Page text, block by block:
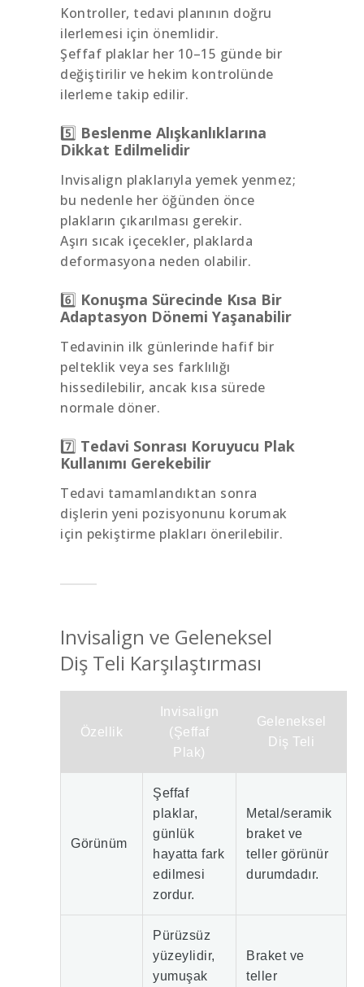
Kontroller, tedavi planının doğru
ilerlemesi için önemlidir.
Şeffaf plaklar her 10–15 günde bir
değiştirilir ve hekim kontrolünde
ilerleme takip edilir.
5️⃣ Beslenme Alışkanlıklarına
Dikkat Edilmelidir
Invisalign plaklarıyla yemek yenmez;
bu nedenle her öğünden önce
plakların çıkarılması gerekir.
Aşırı sıcak içecekler, plaklarda
deformasyona neden olabilir.
6️⃣ Konuşma Sürecinde Kısa Bir
Adaptasyon Dönemi Yaşanabilir
Tedavinin ilk günlerinde hafif bir
pelteklik veya ses farklılığı
hissedilebilir, ancak kısa sürede
normale döner.
7️⃣ Tedavi Sonrası Koruyucu Plak
Kullanımı Gerekebilir
Tedavi tamamlandıktan sonra
dişlerin yeni pozisyonunu korumak
için pekiştirme plakları önerilebilir.
Invisalign ve Geleneksel
Diş Teli Karşılaştırması
Özellik
Invisalign
(Şeffaf
Plak)
Geleneksel
Diş Teli
Görünüm
Şeffaf
plaklar,
günlük
hayatta fark
edilmesi
zordur.
Metal/seramik
braket ve
teller görünür
durumdadır.
Pürüzsüz
yüzeylidir,
yumuşak
Braket ve
teller